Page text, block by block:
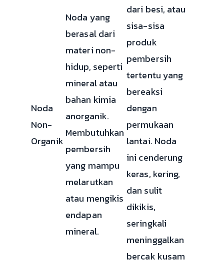
Noda
Non-
Organik
Noda yang
berasal dari
materi non-
hidup, seperti
mineral atau
bahan kimia
anorganik.
Membutuhkan
pembersih
yang mampu
melarutkan
atau mengikis
endapan
mineral.
dari besi, atau
sisa-sisa
produk
pembersih
tertentu yang
bereaksi
dengan
permukaan
lantai. Noda
ini cenderung
keras, kering,
dan sulit
dikikis,
seringkali
meninggalkan
bercak kusam